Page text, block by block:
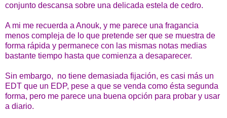
conjunto descansa sobre una delicada estela de cedro.
A mi me recuerda a Anouk, y me parece una fragancia
menos compleja de lo que pretende ser que se muestra de
forma rápida y permanece con las mismas notas medias
bastante tiempo hasta que comienza a desaparecer.
Sin embargo, no tiene demasiada fijación, es casi más un
EDT que un EDP, pese a que se venda como ésta segunda
forma, pero me parece una buena opción para probar y usar
a diario.